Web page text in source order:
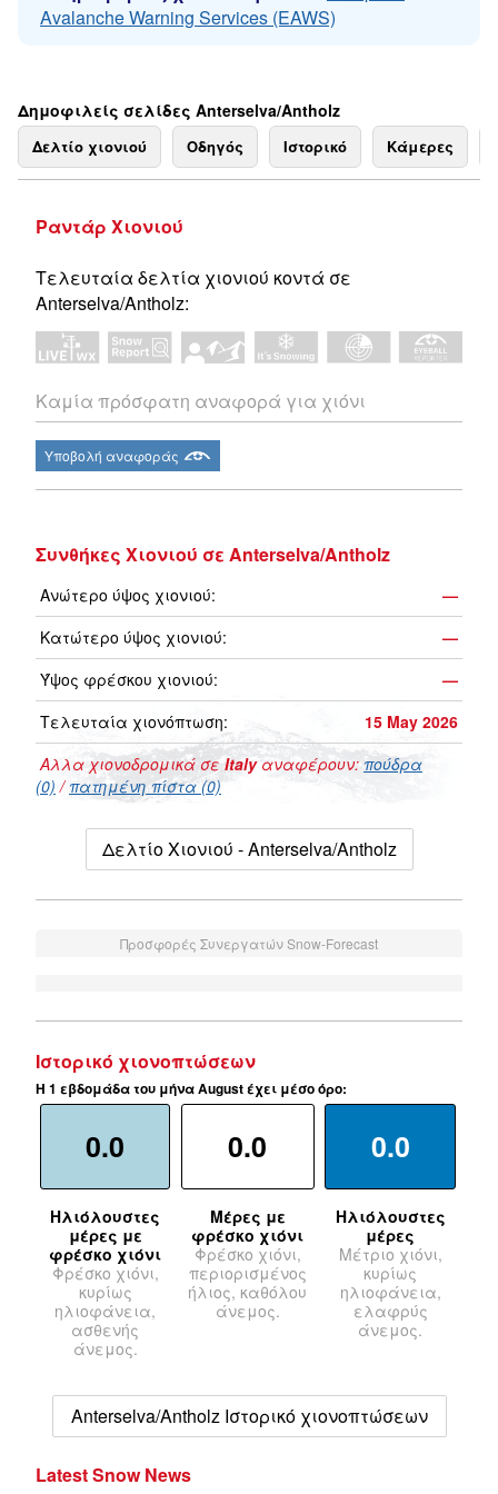
Avalanche Warning Services (EAWS)
Δημοφιλείς σελίδες Anterselva/Antholz
Δελτίο χιονιού Οδηγός Ιστορικό Κάμερες
Ραντάρ Χιονιού
Τελευταία δελτία χιονιού κοντά σε
Anterselva/Antholz:
Καμία πρόσφατη αναφορά για χιόνι
Υποβολή αναφοράς
Συνθήκες Χιονιού σε Anterselva/Antholz
Ανώτερο ύψος χιονιού:
—
Κατώτερο ύψος χιονιού:
—
Ύψος φρέσκου χιονιού:
—
Τελευταία χιονόπτωση:
15 May 2026
Αλλα χιονοδρομικά σεItalyαναφέρουν: πούδρα
(0) /πατημένη πίστα (0)
Δελτίο Χιονιού - Anterselva/Antholz
Προσφορές Συνεργατών Snow-Forecast
Ιστορικό χιονοπτώσεων
Η 1 εβδομάδα του μήνα August έχει μέσο όρο:
0.0
Ηλιόλουστες
μέρες με
φρέσκο χιόνι
Φρέσκο χιόνι,
κυρίως
ηλιοφάνεια,
ασθενής
άνεμος.
0.0
Μέρες με
φρέσκο χιόνι
Φρέσκο χιόνι,
περιορισμένος
ήλιος, καθόλου
άνεμος.
0.0
Ηλιόλουστες
μέρες
Μέτριο χιόνι,
κυρίως
ηλιοφάνεια,
ελαφρύς
άνεμος.
Anterselva/Antholz Ιστορικό χιονοπτώσεων